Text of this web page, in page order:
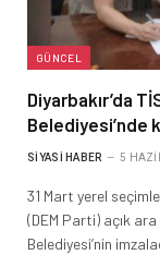
GÜNCEL
Diyarbakır’da
Belediyesi’nde
SIYASI HABER 5
31 Mart yerel
(DEM Parti) açık
Belediyesi’nin